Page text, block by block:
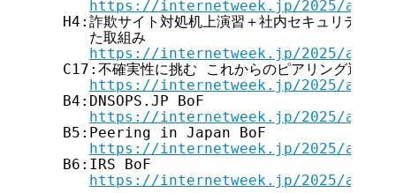
https://internetweek.jp/2025/
H4:詐欺サイト対処机上演習＋社内セキュリティ意
     た取組み
https://internetweek.jp/2025/
C17:不確実性に挑む これからのピアリング運用の
https://internetweek.jp/2025/
  B4:DNSOPS.JP BoF
https://internetweek.jp/2025/
  B5:Peering in Japan BoF
https://internetweek.jp/2025/
  B6:IRS BoF
https://internetweek.jp/2025/